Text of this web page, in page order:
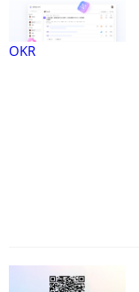
OKR